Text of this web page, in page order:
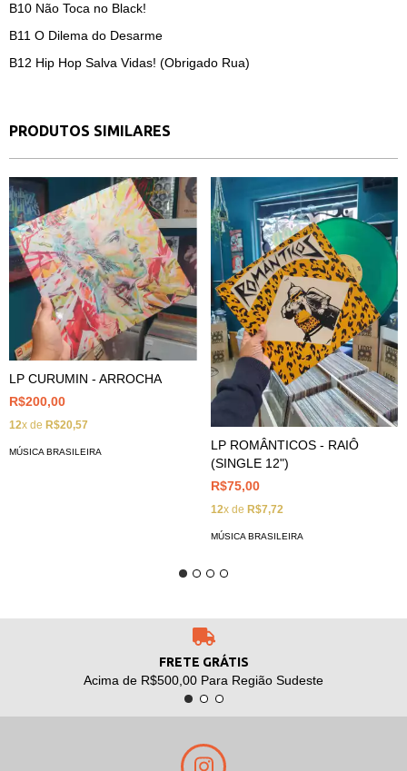
B10 Não Toca no Black!
B11 O Dilema do Desarme
B12 Hip Hop Salva Vidas! (Obrigado Rua)
PRODUTOS SIMILARES
LP CURUMIN - ARROCHA
R$200,00
12x de R$20,57
MÚSICA BRASILEIRA
LP ROMÂNTICOS - RAIÔ
(SINGLE 12")
R$75,00
12x de R$7,72
MÚSICA BRASILEIRA
FRETE GRÁTIS
Acima de R$500,00 Para Região Sudeste